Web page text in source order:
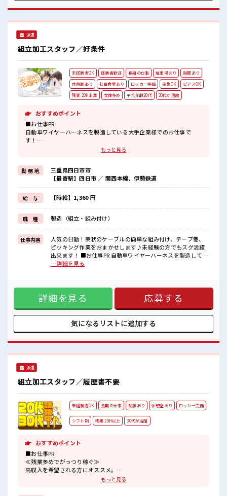
しませんか？
派遣
組立加工スタッフ／好条件
未経験者OK 経験者歓迎 長期の仕事 駐車場あり
制服あり
休憩室あり
社員食堂あり ロッカー完備 染髪OK
ピアスOK
残業 20H未満
女性多め 平均年齢20代 30代が活躍
おすすめポイント
■お仕事PR
自動車ワイヤーハーネスを製造している大手企業様でのお仕事で
す！
束状のケーブルの簡単な組み付け、
ピッキング作業なので、
未経験の方もスグに活躍できそう♪
自分にも出来るかなと不安な方も大丈夫！
社員さんが近くについてくれて丁寧に教えていただけるので安心し
てくださいね！
大手企業様でのお仕事なので働く環境や設備もバツグン◎とっても
キレイな職場は空調が完備されているので年中カイテキ！
メニュー豊富でおいしいと評判の3階建ての食堂や売店、
カフェスペースもあります！
■職場の雰囲気
20～30代が活躍中！
通勤は電車、
駅チカなので通勤もラクラク♪
キレイな職場は社員食堂、
売店、
カフェスペース、
休憩室もあります！
整った環境でお仕事始めてみませんか？
もっと見る
勤 務 地
三重県四日市市
【最寄駅】四日市 ／ 関西本線、伊勢鉄道
給 与 【時給】1,360 円
職 種 製造（組立・組み付け）
仕事内容
人気の日勤！束状のケーブルの簡単な組み付け、テープ巻、
ピッキング作業をおまかせします♪未経験の方でもスグ活躍
出来ます！ ■お仕事PR 自動車ワイヤーハーネスを製造してい
る大手企業様でのお仕事です！ 束状のケーブルの簡単な組み
社員さんが近くについてくれて丁寧に教えていただけるので
安心してくださいね！ 大手企業様でのお仕事なので働く環境
や設備もバツグン◎とってもキレイな職場は空調が完備され
ているので年中カイテキ！ メニュー豊富でおいしいと評判の3
階建ての食堂や売店、 カフェスペースもあります！ ■職場の
雰囲気 20～30代が活躍中！ 通勤は電車、 バス、 車がOK！ 駅
店、 カフェスペース、 ATM完備！ ロッカー、 休憩室もあり
ます！ 整った環境でお仕事始めてみませんか？
…詳細を見る
詳細を見る 応募する
気になるリストに追加する
派遣
組立加工スタッフ／履歴書不要
未経験者OK 長期の仕事 制服あり 休憩室あり ロッカー完備
シフト制 残業 20H以上 30代が活躍
おすすめポイント
■お仕事PR
≪残業多めでがっつり稼ぐ≫
高収入を希望される方にオススメ。
残業は月20時間以上あります♪
制服があるので、
もっと見る